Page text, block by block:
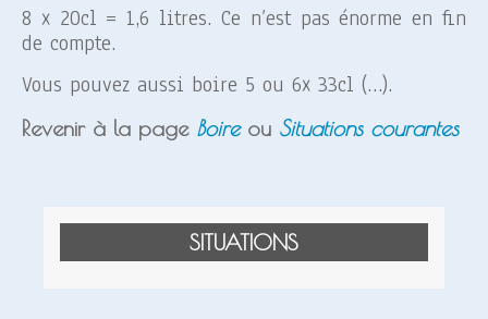
8 x 20cl = 1,6 litres. Ce n’est pas énorme en fin
de compte.
Vous pouvez aussi boire 5 ou 6x 33cl (…).
Revenir à la page Boire ou Situations courantes
SITUATIONS